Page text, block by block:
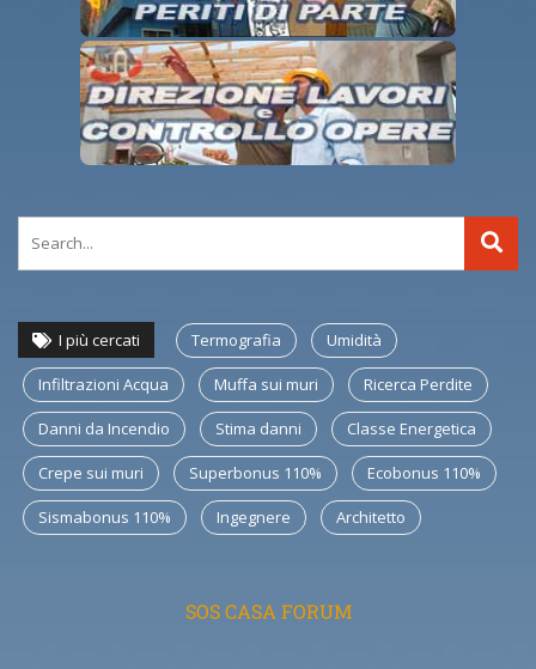
I più cercati Termografia Umidità
Infiltrazioni Acqua Muffa sui muri Ricerca Perdite
Danni da Incendio Stima danni Classe Energetica
Crepe sui muri Superbonus 110% Ecobonus 110%
Sismabonus 110% Ingegnere Architetto
SOS CASA FORUM